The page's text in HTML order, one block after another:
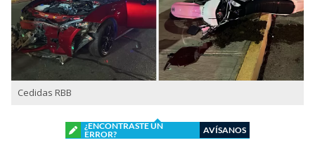
Cedidas RBB
¿ENCONTRASTE UN
ERROR?
AVÍSANOS